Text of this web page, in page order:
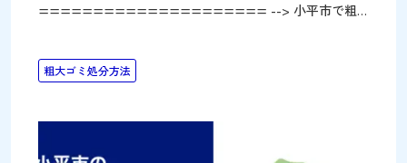
===================== --> 小平市で粗
法【2026年最新】 カテゴリ：東京｜小平市 著者プロフィ
ール株式会社パワーセラー代表。リユース・リサイクル事
ちら 家具や家電などの粗大ごみのご処分でお困りではあ
粗大ゴミ処分方法